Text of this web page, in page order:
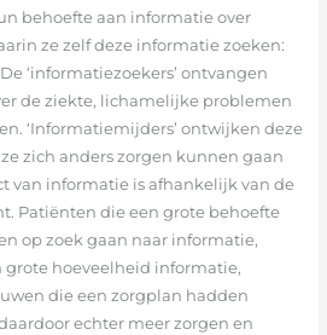
behoefte aan informatie over
ze zelf deze informatie zoeken:
‘informatiezoekers’ ontvangen
de ziekte, lichamelijke problemen
‘Informatiemijders’ ontwijken deze
zich anders zorgen kunnen gaan
van informatie is afhankelijk van de
Patiënten die een grote behoefte
op zoek gaan naar informatie,
grote hoeveelheid informatie,
die een zorgplan hadden
echter meer zorgen en